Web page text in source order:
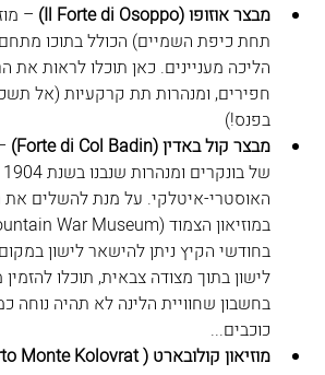
מבצר אוזופו (Il Forte di Osoppo)
–
תחת כיפת השמיים) הכולל בתוכו מתחם
הליכה מעניינים. כאן תוכלו לראות את
חפירים, ומנהרות תת קרקעיות (אל
בפנס!)
מבצר קול באדין (Forte di Col Badin )
האוסטרי-איטלקי. על מנת להשלים את
במוזיאון הצמוד (War Museum
בחודשי הקיץ ניתן להישאר לישון
לישון בתוך מצודה צבאית, תוכלו
בחשבון שחוויית הלינה לא תהיה נוחה
כוכבים...
מוזיאון קולובארט ( Museo all'aperto Monte Kolovrat